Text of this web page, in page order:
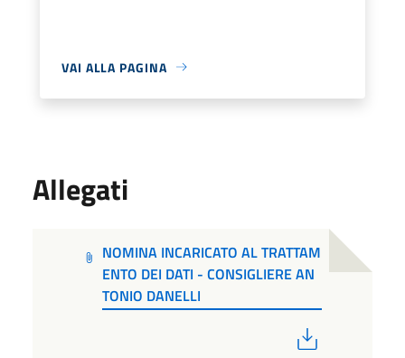
VAI ALLA PAGINA
Allegati
NOMINA INCARICATO AL TRATTAM
ENTO DEI DATI - CONSIGLIERE AN
TONIO DANELLI